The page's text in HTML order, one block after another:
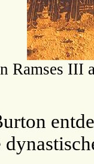
Ramses III